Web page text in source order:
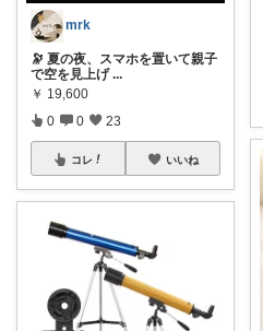
mrk
🔭 夏の夜、スマホを置いて親子
で空を見上げ ...
￥ 19,600
0 0 23
コレ いいね